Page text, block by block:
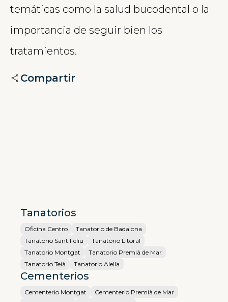
temáticas como la salud bucodental o la
importancia de seguir bien los
tratamientos.
Compartir
Tanatorios
Oficina Centro
Tanatorio de Badalona
Tanatorio Sant Feliu
Tanatorio Litoral
Tanatorio Montgat
Tanatorio Premià de Mar
Tanatorio Teià
Tanatorio Alella
Cementerios
Cementerio Montgat
Cementerio Premià de Mar